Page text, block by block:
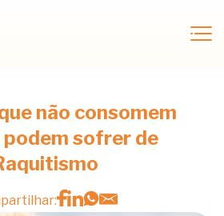
não consomem
sofrer de